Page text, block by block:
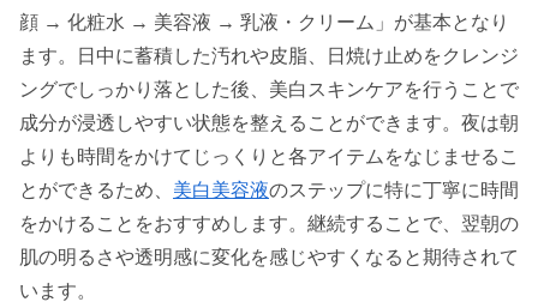
顔 → 化粧水 → 美容液 → 乳液・クリーム」が基本となり
ます。日中に蓄積した汚れや皮脂、日焼け止めをクレンジ
ングでしっかり落とした後、美白スキンケアを行うことで
成分が浸透しやすい状態を整えることができます。夜は朝
よりも時間をかけてじっくりと各アイテムをなじませるこ
とができるため、 美白美容液のステップに特に丁寧に時間
をかけることをおすすめします。継続することで、翌朝の
肌の明るさや透明感に変化を感じやすくなると期待されて
います。